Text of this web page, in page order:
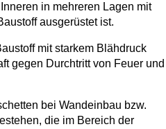
in mehreren Lagen mit
ausgerüstet ist.
mit starkem Blähdruck
gegen Durchtritt von Feuer und
bei Wandeinbau bzw.
die im Bereich der